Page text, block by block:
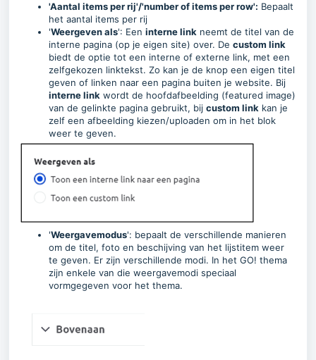
'Aantal items per rij'/'number of items per row': Bepaalt
het aantal items per rij
'Weergeven als': Een interne link neemt de titel van de
interne pagina (op je eigen site) over. De custom link
biedt de optie tot een interne of externe link, met een
zelfgekozen linktekst. Zo kan je de knop een eigen titel
geven of linken naar een pagina buiten je website. Bij
interne link wordt de hoofdafbeelding (featured image)
van de gelinkte pagina gebruikt, bij custom link kan je
zelf een afbeelding kiezen/uploaden om in het blok
weer te geven.
'Weergavemodus': bepaalt de verschillende manieren
om de titel, foto en beschijving van het lijstitem weer
te geven. Er zijn verschillende modi. In het GO! thema
zijn enkele van die weergavemodi speciaal
vormgegeven voor het thema.